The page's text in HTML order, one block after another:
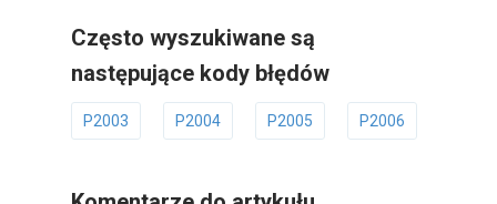
Często wyszukiwane są
następujące kody błędów
P2003 P2004 P2005 P2006